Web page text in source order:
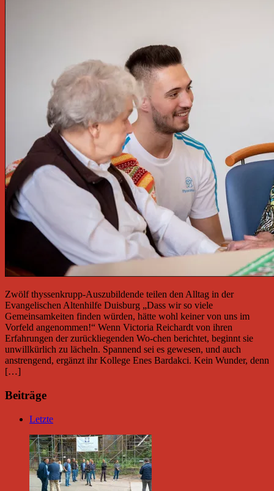
Zwölf thyssenkrupp-Auszubildende teilen den Alltag in der
Evangelischen Altenhilfe Duisburg „Dass wir so viele
Gemeinsamkeiten finden würden, hätte wohl keiner von uns im
Vorfeld angenommen!“ Wenn Victoria Reichardt von ihren
Erfahrungen der zurückliegenden Wo-chen berichtet, beginnt sie
unwillkürlich zu lächeln. Spannend sei es gewesen, und auch
anstrengend, ergänzt ihr Kollege Enes Bardakci. Kein Wunder, denn
[…]
Beiträge
Letzte